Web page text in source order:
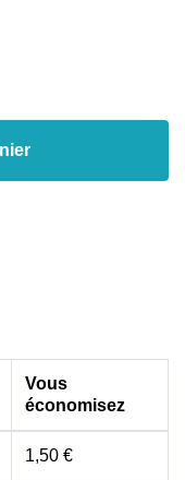
Vous
économisez
1,50 €